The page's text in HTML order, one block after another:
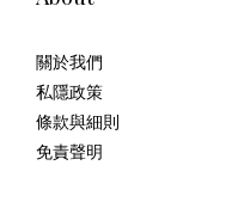
關於我們
私隱政策
條款與細則
免責聲明